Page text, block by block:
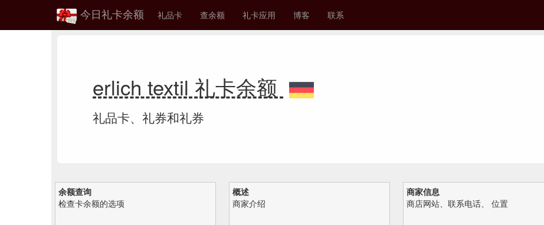
今日礼卡余额 礼品卡 查余额 礼卡应用 博客 联系
erlich textil 礼卡余额
礼品卡、礼券和礼券
余额查询
检查卡余额的选项
概述
商家介绍
商家信息
商店网站、联系电话、 位置